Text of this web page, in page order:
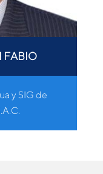
FABIO
y SIG de